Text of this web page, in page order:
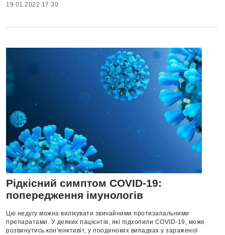
19.01.2022 17:30
Рідкісний симптом COVID-19:
попередження імунологів
Цю недугу можна вилікувати звичайними протизапальними
препаратами. У деяких пацієнтів, які підхопили COVID-19, може
розвинутись кон’юнктивіт, у поодиноких випадках у зараженої